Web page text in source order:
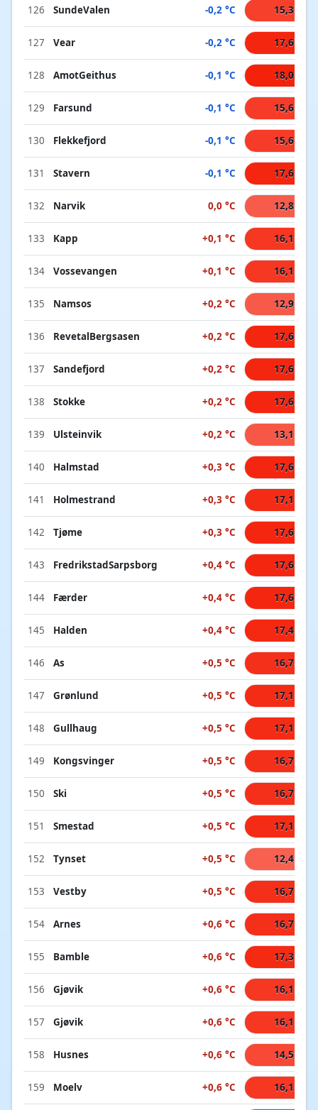
126 SundeValen -0,2 °C 15,3 °C
127 Vear -0,2 °C 17,6 °C
128 AmotGeithus -0,1 °C 18,0 °C
129 Farsund -0,1 °C 15,6 °C
130 Flekkefjord -0,1 °C 15,6 °C
131 Stavern -0,1 °C 17,6 °C
132 Narvik 0,0 °C 12,8 °C
133 Kapp +0,1 °C 16,1 °C
134 Vossevangen +0,1 °C 16,1 °C
135 Namsos +0,2 °C 12,9 °C
136 RevetalBergsasen +0,2 °C 17,6 °C
137 Sandefjord +0,2 °C 17,6 °C
138 Stokke +0,2 °C 17,6 °C
139 Ulsteinvik +0,2 °C 13,1 °C
140 Halmstad +0,3 °C 17,6 °C
141 Holmestrand +0,3 °C 17,1 °C
142 Tjøme +0,3 °C 17,6 °C
143 FredrikstadSarpsborg +0,4 °C 17,6 °C
144 Færder +0,4 °C 17,6 °C
145 Halden +0,4 °C 17,4 °C
146 As +0,5 °C 16,7 °C
147 Grønlund +0,5 °C 17,1 °C
148 Gullhaug +0,5 °C 17,1 °C
149 Kongsvinger +0,5 °C 16,7 °C
150 Ski +0,5 °C 16,7 °C
151 Smestad +0,5 °C 17,1 °C
152 Tynset +0,5 °C 12,4 °C
153 Vestby +0,5 °C 16,7 °C
154 Arnes +0,6 °C 16,7 °C
155 Bamble +0,6 °C 17,3 °C
156 Gjøvik +0,6 °C 16,1 °C
157 Gjøvik +0,6 °C 16,1 °C
158 Husnes +0,6 °C 14,5 °C
159 Moelv +0,6 °C 16,1 °C